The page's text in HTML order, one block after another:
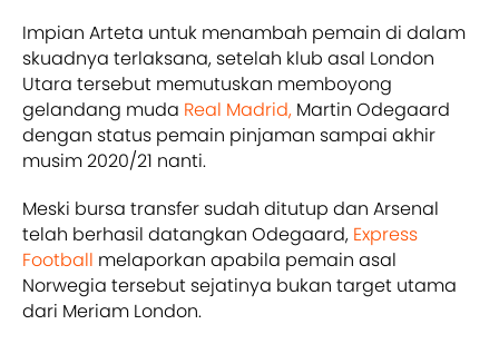
Impian Arteta untuk menambah pemain di dalam
skuadnya terlaksana, setelah klub asal London
Utara tersebut memutuskan memboyong
gelandang muda Real Madrid, Martin Odegaard
dengan status pemain pinjaman sampai akhir
musim 2020/21 nanti.
Meski bursa transfer sudah ditutup dan Arsenal
telah berhasil datangkan Odegaard, Express
Football melaporkan apabila pemain asal
Norwegia tersebut sejatinya bukan target utama
dari Meriam London.